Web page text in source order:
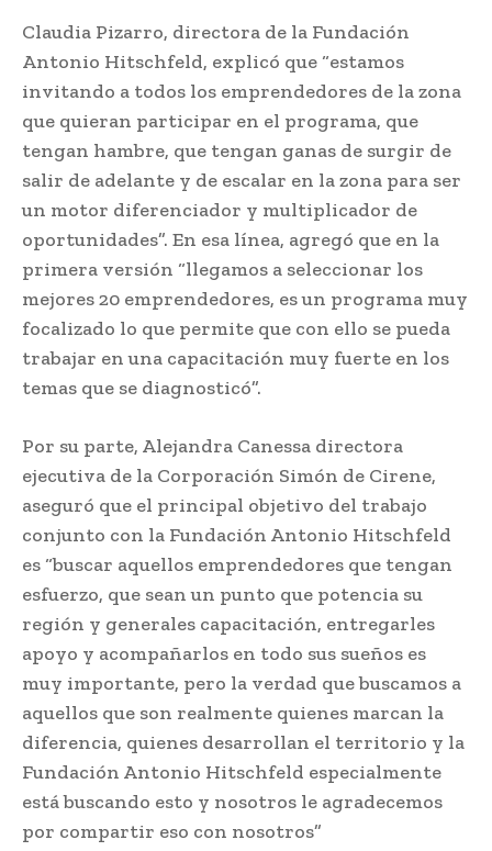
Claudia Pizarro, directora de la Fundación
Antonio Hitschfeld, explicó que “estamos
invitando a todos los emprendedores de la zona
que quieran participar en el programa, que
tengan hambre, que tengan ganas de surgir de
salir de adelante y de escalar en la zona para ser
un motor diferenciador y multiplicador de
oportunidades”. En esa línea, agregó que en la
primera versión “llegamos a seleccionar los
mejores 20 emprendedores, es un programa muy
focalizado lo que permite que con ello se pueda
trabajar en una capacitación muy fuerte en los
temas que se diagnosticó”.
Por su parte, Alejandra Canessa directora
ejecutiva de la Corporación Simón de Cirene,
aseguró que el principal objetivo del trabajo
conjunto con la Fundación Antonio Hitschfeld
es “buscar aquellos emprendedores que tengan
esfuerzo, que sean un punto que potencia su
región y generales capacitación, entregarles
apoyo y acompañarlos en todo sus sueños es
muy importante, pero la verdad que buscamos a
aquellos que son realmente quienes marcan la
diferencia, quienes desarrollan el territorio y la
Fundación Antonio Hitschfeld especialmente
está buscando esto y nosotros le agradecemos
por compartir eso con nosotros”